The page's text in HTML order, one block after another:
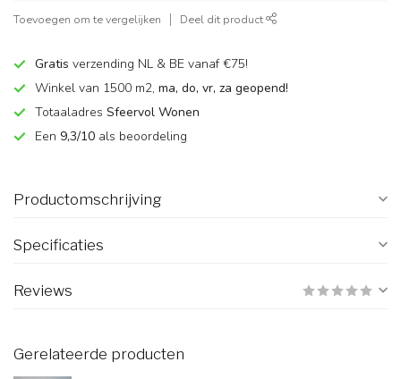
Toevoegen om te vergelijken Deel dit product
Gratis verzending NL & BE vanaf €75!
Winkel van 1500 m2, ma, do, vr, za geopend!
Totaaladres Sfeervol Wonen
Een 9,3/10 als beoordeling
Productomschrijving
Specificaties
Reviews
Gerelateerde producten